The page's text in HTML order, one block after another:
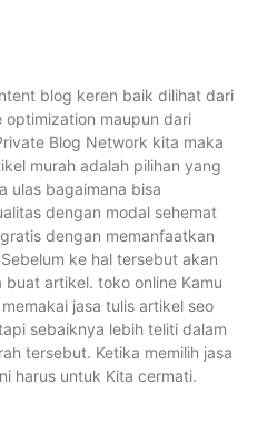
blog keren baik dilihat dari
optimization maupun dari
Blog Network kita maka
murah adalah pilihan yang
ulas bagaimana bisa
dengan modal sehemat
dengan memanfaatkan
ke hal tersebut akan
artikel. toko online Kamu
jasa tulis artikel seo
sebaiknya lebih teliti dalam
tersebut. Ketika memilih jasa
harus untuk Kita cermati.